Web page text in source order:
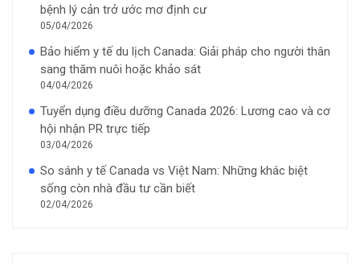
bệnh lý cản trở ước mơ định cư
05/04/2026
Bảo hiểm y tế du lịch Canada: Giải pháp cho người thân
sang thăm nuôi hoặc khảo sát
04/04/2026
Tuyển dụng điều dưỡng Canada 2026: Lương cao và cơ
hội nhận PR trực tiếp
03/04/2026
So sánh y tế Canada vs Việt Nam: Những khác biệt
sống còn nhà đầu tư cần biết
02/04/2026